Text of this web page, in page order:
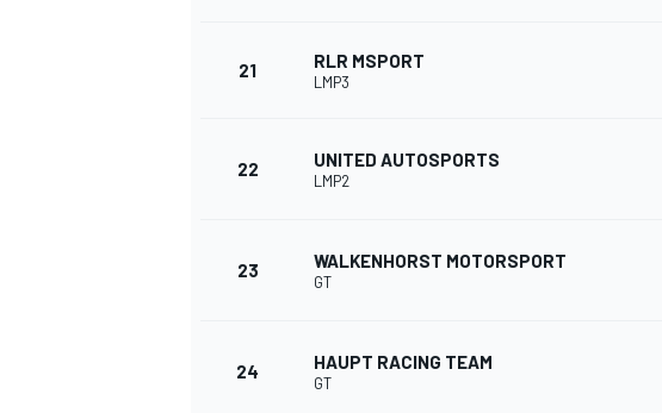
21 RLR MSPORT
LMP3
22 UNITED AUTOSPORTS
LMP2
23 WALKENHORST MOTORSPORT
GT
24 HAUPT RACING TEAM
GT